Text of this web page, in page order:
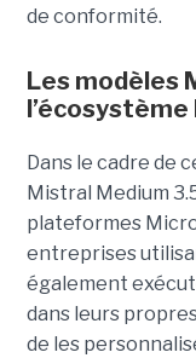
de conformité.
Les modèles
Dans le cadre de
Mistral Medium
plateformes
entreprises
également
dans leurs
de les